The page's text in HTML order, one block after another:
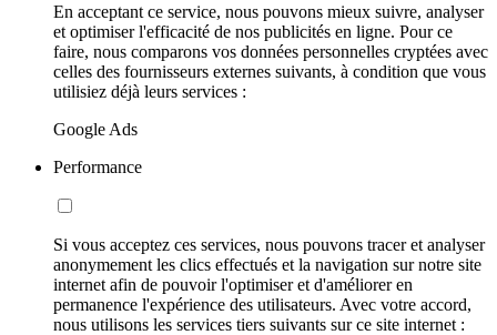
En acceptant ce service, nous pouvons mieux suivre, analyser
et optimiser l'efficacité de nos publicités en ligne. Pour ce
faire, nous comparons vos données personnelles cryptées avec
celles des fournisseurs externes suivants, à condition que vous
utilisiez déjà leurs services :
Google Ads
Performance
Si vous acceptez ces services, nous pouvons tracer et analyser
anonymement les clics effectués et la navigation sur notre site
internet afin de pouvoir l'optimiser et d'améliorer en
permanence l'expérience des utilisateurs. Avec votre accord,
nous utilisons les services tiers suivants sur ce site internet :